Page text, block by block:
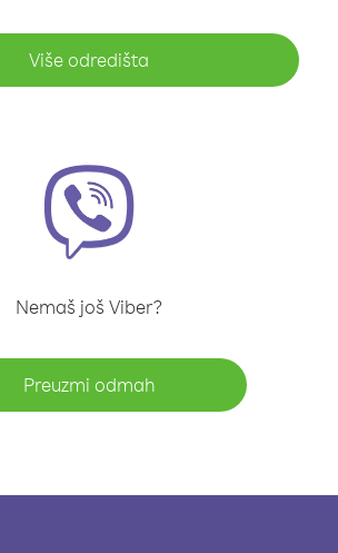
Više odredišta
Nemaš još Viber?
Preuzmi odmah